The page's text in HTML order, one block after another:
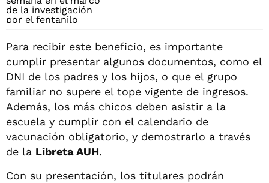
Para recibir este beneficio, es importante
cumplir presentar algunos documentos, como el
DNI de los padres y los hijos, o que el grupo
familiar no supere el tope vigente de ingresos.
Además, los más chicos deben asistir a la
escuela y cumplir con el calendario de
vacunación obligatorio, y demostrarlo a través
de la Libreta AUH.
Con su presentación, los titulares podrán